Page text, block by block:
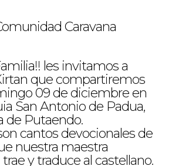
les invitamos a
que compartiremos
09 de diciembre en
San Antonio de Padua,
de Putaendo.
cantos devocionales de
nuestra maestra
y traduce al castellano.